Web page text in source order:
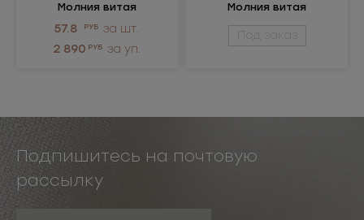
Молния витая
разъёмная Т7
57.8 РУБ за шт.
2 890 РУБ за уп.
Молния витая
разъёмная Т7
Под заказ
Подпишитесь на почтовую
рассылку